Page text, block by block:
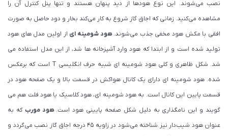
نصب می‌شوند. این نوع هودها از دید پنهان هستند و تنها پنل کنترل آن را
مشاهده می‌کنید. زمانی که اجاق گاز شروع به کار می‌کند بخار و دود حاصل به صورت
افقی با مکش هود مخفی جذب می‌شوند.هود شومینه ای از اولین مدل های هود
تولید شده است و از ابتدا که هود وارد آشپزخانه ها شد، از این مدل استفاده می
شد. شکل ظاهری و کلی هود شومینه ای شبیه حرف انگلیسی T است که برعکس
شده. هود شومینه ای دارای یک کانال هواکش در قسمت بالا و یک صفحه هود در
قسمت پایین این کانال است. به هود شومینه ای، هود کلاسیک یا هود فلت هم می
گویند و این نامگذاری به دلیل شکل صفحه پایینی هود است.هود مورب که به
عنوان هود شیب‌دار نیز شناخته می‌شود در زاویه ۴۵ درجه اجاق گاز نصب می‌گردد و